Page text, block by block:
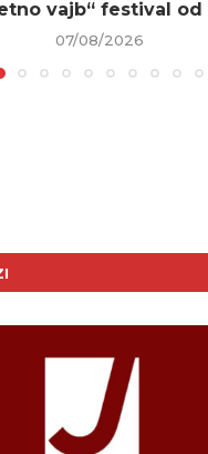
vajb“ festival od
07/08/2026